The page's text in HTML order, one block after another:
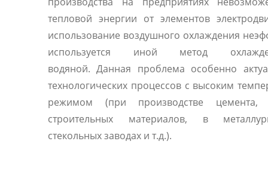
тепловой энергии от элементов
использование воздушного охлаждения
используется иной метод
водяной. Данная проблема особенно
технологических процессов с высоким
режимом (при производстве цемента,
строительных материалов, в
стекольных заводах и т.д.).